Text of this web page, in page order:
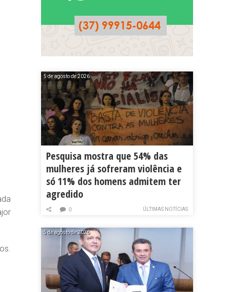
5 de agosto de 2026
Pesquisa mostra que 54% das
mulheres já sofreram violência e
só 11% dos homens admitem ter
agredido
ÚLTIMAS NOTÍCIAS
0
5 de agosto de 2026